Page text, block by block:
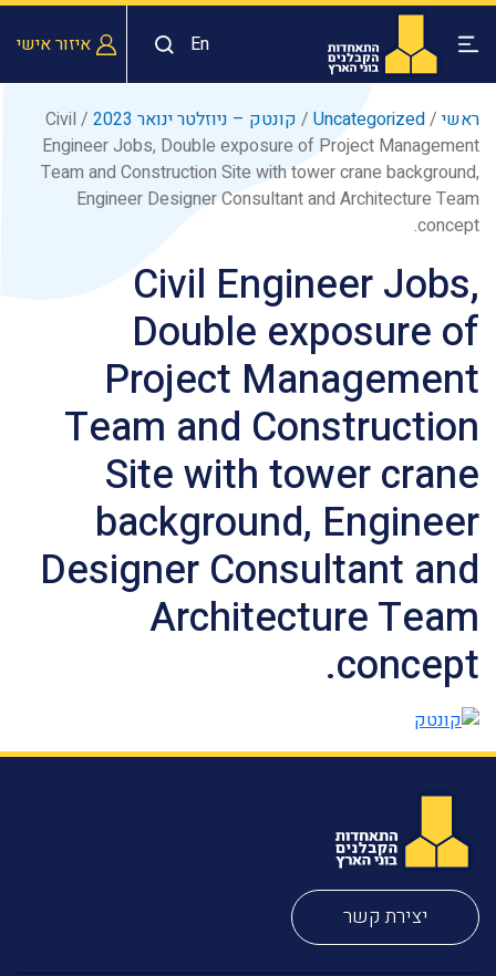
En איזור אישי
ראשי /
Uncategorized
/ קונטק – ניוזלטר ינואר 2023 /
Civil
Engineer Jobs, Double exposure of Project Management
Team and Construction Site with tower crane background,
Engineer Designer Consultant and Architecture Team
concept.
Civil Engineer Jobs,
Double exposure of
Project Management
Team and Construction
Site with tower crane
background, Engineer
Designer Consultant and
Architecture Team
concept.
יצירת קשר